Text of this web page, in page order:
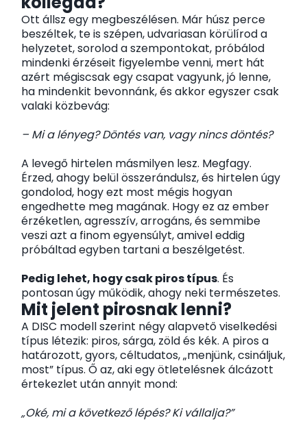
Ott állsz egy megbeszélésen. Már húsz perce
beszéltek, te is szépen, udvariasan körülírod a
helyzetet, sorolod a szempontokat, próbálod
mindenki érzéseit figyelembe venni, mert hát
azért mégiscsak egy csapat vagyunk, jó lenne,
ha mindenkit bevonnánk, és akkor egyszer csak
valaki közbevág:
– Mi a lényeg? Döntés van, vagy nincs döntés?
A levegő hirtelen másmilyen lesz. Megfagy.
Érzed, ahogy belül összerándulsz, és hirtelen úgy
gondolod, hogy ezt most mégis hogyan
engedhette meg magának. Hogy ez az ember
érzéketlen, agresszív, arrogáns, és semmibe
veszi azt a finom egyensúlyt, amivel eddig
próbáltad egyben tartani a beszélgetést.
Pedig lehet, hogy csak piros típus. És
pontosan úgy működik, ahogy neki természetes.
Mit jelent pirosnak lenni?
A DISC modell szerint négy alapvető viselkedési
típus létezik: piros, sárga, zöld és kék. A piros a
határozott, gyors, céltudatos, „menjünk, csináljuk,
most” típus. Ő az, aki egy ötletelésnek álcázott
értekezlet után annyit mond:
„Oké, mi a következő lépés? Ki vállalja?”